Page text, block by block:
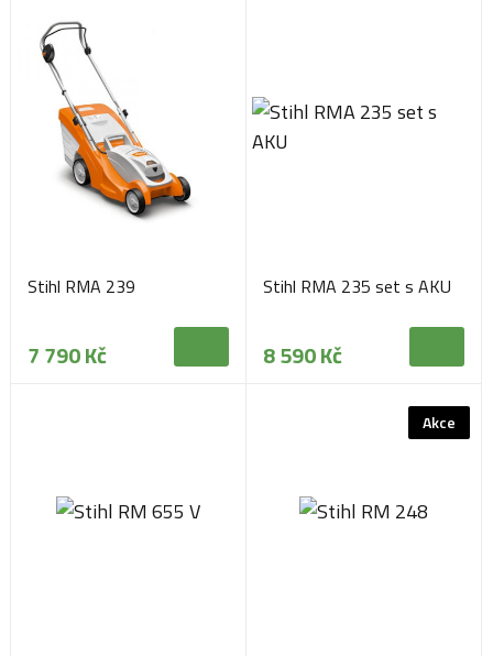
Stihl RMA 239
7 790 Kč
Stihl RMA 235 set s AKU
8 590 Kč
Akce